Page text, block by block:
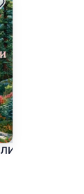
–
0 на основе 0